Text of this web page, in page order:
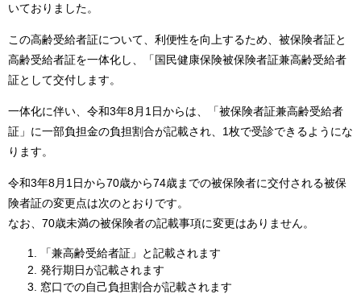
いておりました。
この高齢受給者証について、利便性を向上するため、被保険者証と
高齢受給者証を一体化し、「国民健康保険被保険者証兼高齢受給者
証として交付します。
一体化に伴い、令和3年8月1日からは、「被保険者証兼高齢受給者
証」に一部負担金の負担割合が記載され、1枚で受診できるようにな
ります。
令和3年8月1日から70歳から74歳までの被保険者に交付される被保
険者証の変更点は次のとおりです。
なお、70歳未満の被保険者の記載事項に変更はありません。
「兼高齢受給者証」と記載されます
発行期日が記載されます
窓口での自己負担割合が記載されます